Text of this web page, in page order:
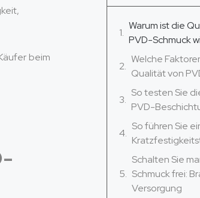
beim
Warum ist die
PVD-Schmuck
Welche
Qualität von
So testen Sie
PVD-
So führen Sie
Schalten Sie
Schmuck frei:
Versorgung